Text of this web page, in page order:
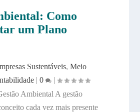
Como
um Plano
Sustentáveis, Meio
| 0
|
Ambiental A gestão
cada vez mais presente